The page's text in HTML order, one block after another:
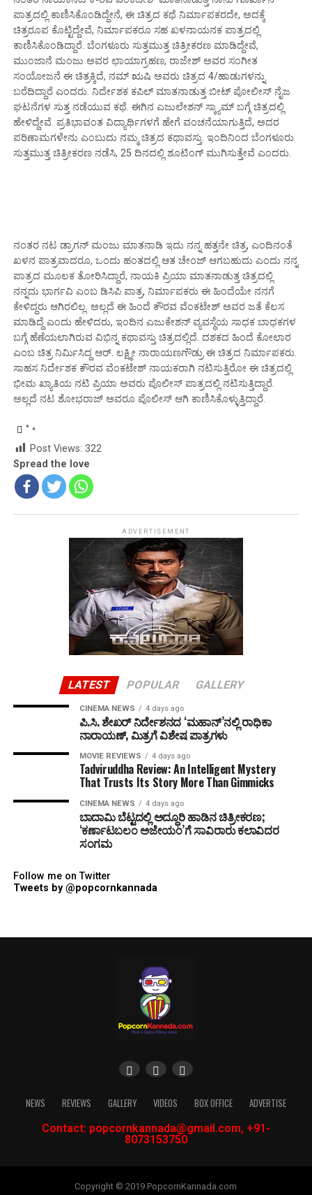
ಪಾತ್ರದಲ್ಲಿ ಕಾಣಿಸಿಕೊಂಡಿದ್ದೇನೆ, ಈ ಚಿತ್ರದ ಕಥೆ ನಿರ್ಮಾಪಕರದೇ, ಅದಕ್ಕೆ
ಚಿತ್ರರೂಪ ಕೊಟ್ಟಿದ್ದೇವೆ, ನಿರ್ಮಾಪಕರೂ ಸಹ ಖಳನಾಯನಕ ಪಾತ್ರದಲ್ಲಿ
ಕಾಣಿಸಿಕೊಂಡಿದ್ದಾರೆ. ಬೆಂಗಳೂರು ಸುತ್ತಮುತ್ತ ಚಿತ್ರೀಕರಣ ಮಾಡಿದ್ದೇವೆ,
ಮುಂಜಾನೆ ಮಂಜು ಅವರ ಛಾಯಾಗ್ರಹಣ, ರಾಜೇಶ್ ಅವರ ಸಂಗೀತ
ಸಂಯೋಜನೆ ಈ ಚಿತ್ರಕ್ಕಿದೆ, ನಮ್ ಋಷಿ ಅವರು ಚಿತ್ರದ 4/ಹಾಡುಗಳನ್ನು
ಬರೆದಿದ್ದಾರೆ ಎಂದರು. ನಿರ್ದೇಶಕ ಕಪಿಲ್ ಮಾತನಾಡುತ್ತ ಬೀಟ್ ಪೋಲೀಸ್ ನೈಜ
ಘಟನೆಗಳ ಸುತ್ತ ನಡೆಯುವ ಕಥೆ. ಈಗಿನ ಎಜುಲೇಶನ್ ಸ್ಕ್ಯಾಮ್ ಬಗ್ಗೆ ಚಿತ್ರದಲ್ಲಿ
ಹೇಳಿದ್ದೇವೆ. ಪ್ರತಿಭಾವಂತ ವಿದ್ಯಾರ್ಥಿಗಳಗೆ ಹೇಗೆ ವಂಚನೆಯಾಗುತ್ತಿದೆ, ಅದರ
ಪರಿಣಾಮಗಳೇನು ಎಂಬುದು ನಮ್ಮ ಚಿತ್ರದ ಕಥಾವಸ್ತು. ಇಂದಿನಿಂದ ಬೆಂಗಳೂರು
ಸುತ್ತಮುತ್ತ ಚಿತ್ರೀಕರಣ ನಡೆಸಿ, 25 ದಿನದಲ್ಲಿ ಶೂಟಿಂಗ್ ಮುಗಿಸುತ್ತೇವೆ ಎಂದರು.
ನಂತರ ನಟ ಡ್ರಾಗನ್ ಮಂಜು ಮಾತನಾಡಿ ಇದು ನನ್ನ ಹತ್ತನೇ ಚಿತ್ರ, ಎಂದಿನಂತೆ
ಖಳನ ಪಾತ್ರವಾದರೂ, ಒಂದು ಹಂತದಲ್ಲಿ ಆತ ಚೇಂಜ್ ಆಗಬಹುದು ಎಂದು ನನ್ನ
ಪಾತ್ರದ ಮೂಲಕ ತೋರಿಸಿದ್ದಾರೆ, ನಾಯಕಿ ಪ್ರಿಯಾ ಮಾತನಾಡುತ್ತ ಚಿತ್ರದಲ್ಲಿ
ನನ್ನದು ಭಾರ್ಗವಿ ಎಂಬ ಡಿಸಿಪಿ ಪಾತ್ರ, ನಿರ್ಮಾಪಕರು ಈ ಹಿಂದೆಯೇ ನನಗೆ
ಕೇಳಿದ್ದರು ಆಗಿರಲಿಲ್ಲ. ಅಲ್ಲದೆ ಈ ಹಿಂದೆ ಕೌರವ ವೆಂಕಟೇಶ್ ಅವರ ಜತೆ ಕೆಲಸ
ಮಾಡಿದ್ದೆ ಎಂದು ಹೇಳಿದರು, ಇಂದಿನ ಎಜುಕೇಶನ್ ವ್ಯವಸ್ಥೆಯ ಸಾಧಕ ಬಾಧಕಗಳ
ಬಗ್ಗೆ ಹೆಣೆಯಲಾಗಿರುವ ವಿಭಿನ್ನ ಕಥಾವಸ್ತು ಚಿತ್ರದಲ್ಲಿದೆ. ದಶಕದ ಹಿಂದೆ ಕೋಲಾರ
ಎಂಬ ಚಿತ್ರ ನಿರ್ಮಿಸಿದ್ದ ಆರ್. ಲಕ್ಷ್ಮೀ ನಾರಾಯಣಗೌಡ್ರು ಈ ಚಿತ್ರದ ನಿರ್ಮಾಪಕರು.
ಸಾಹಸ ನಿರ್ದೇಶಕ ಕೌರವ ವೆಂಕಟೇಶ್ ನಾಯಕರಾಗಿ ನಟಿಸುತ್ತಿರೋ ಈ ಚಿತ್ರದಲ್ಲಿ
ಭೀಮ ಖ್ಯಾತಿಯ ನಟಿ ಪ್ರಿಯಾ ಅವರು ಪೊಲೀಸ್ ಪಾತ್ರದಲ್ಲಿ ನಟಿಸುತ್ತಿದ್ದಾರೆ.
ಅಲ್ಲದೆ ನಟ ಶೋಭರಾಜ್ ಅವರೂ ಪೊಲೀಸ್ ಆಗಿ ಕಾಣಿಸಿಕೊಳ್ಳುತ್ತಿದ್ದಾರೆ.
Post Views: 322
Spread the love
ADVERTISEMENT
LATEST POPULAR GALLERY
CINEMA NEWS 4 days ago
ಪಿ.ಸಿ. ಶೇಖರ್ ನಿರ್ದೇಶನದ ‘ಮಹಾನ್’ನಲ್ಲಿ ರಾಧಿಕಾ
ನಾರಾಯಣ್, ಮಿತ್ರಗೆ ವಿಶೇಷ ಪಾತ್ರಗಳು
MOVIE REVIEWS 4 days ago
Tadviruddha Review: An Intelligent Mystery
That Trusts Its Story More Than Gimmicks
CINEMA NEWS 4 days ago
ಬಾದಾಮಿ ಬೆಟ್ಟದಲ್ಲಿ ಅದ್ಧೂರಿ ಹಾಡಿನ ಚಿತ್ರೀಕರಣ;
‘ಕರ್ಣಾಟಬಲಂ ಅಜೇಯಂ’ಗೆ ಸಾವಿರಾರು ಕಲಾವಿದರ
ಸಂಗಮ
Follow me on Twitter
Tweets by @popcornkannada
NEWS REVIEWS GALLERY VIDEOS BOX OFFICE
ADVERTISE
Contact: popcornkannada@gmail.com, +91-
8073153750
Copyright © 2019 PopcornKannada.com